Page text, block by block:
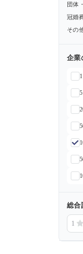
団体
冠婚
その
企業
総合
1